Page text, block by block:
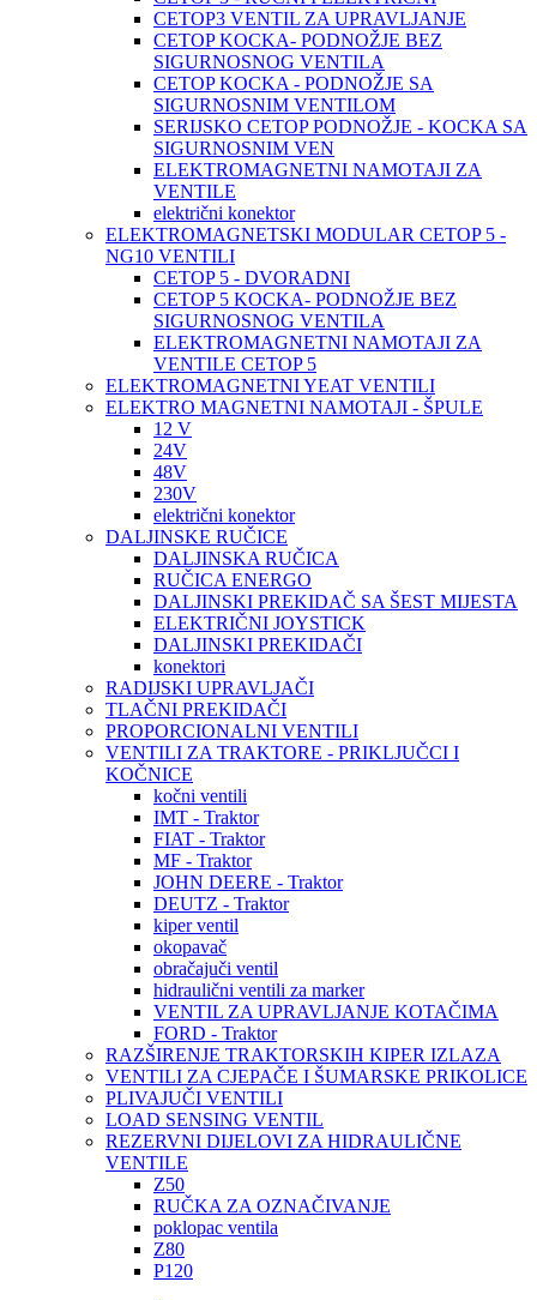
CETOP3 VENTIL ZA UPRAVLJANJE
CETOP KOCKA- PODNOŽJE BEZ
SIGURNOSNOG VENTILA
CETOP KOCKA - PODNOŽJE SA
SIGURNOSNIM VENTILOM
SERIJSKO CETOP PODNOŽJE - KOCKA SA
SIGURNOSNIM VEN
ELEKTROMAGNETNI NAMOTAJI ZA
VENTILE
električni konektor
ELEKTROMAGNETSKI MODULAR CETOP 5 -
NG10 VENTILI
CETOP 5 - DVORADNI
CETOP 5 KOCKA- PODNOŽJE BEZ
SIGURNOSNOG VENTILA
ELEKTROMAGNETNI NAMOTAJI ZA
VENTILE CETOP 5
ELEKTROMAGNETNI YEAT VENTILI
ELEKTRO MAGNETNI NAMOTAJI - ŠPULE
12 V
24V
48V
230V
električni konektor
DALJINSKE RUČICE
DALJINSKA RUČICA
RUČICA ENERGO
DALJINSKI PREKIDAČ SA ŠEST MIJESTA
ELEKTRIČNI JOYSTICK
DALJINSKI PREKIDAČI
konektori
RADIJSKI UPRAVLJAČI
TLAČNI PREKIDAČI
PROPORCIONALNI VENTILI
VENTILI ZA TRAKTORE - PRIKLJUČCI I
KOČNICE
kočni ventili
IMT - Traktor
FIAT - Traktor
MF - Traktor
JOHN DEERE - Traktor
DEUTZ - Traktor
kiper ventil
okopavač
obračajuči ventil
hidraulični ventili za marker
VENTIL ZA UPRAVLJANJE KOTAČIMA
FORD - Traktor
RAZŠIRENJE TRAKTORSKIH KIPER IZLAZA
VENTILI ZA CJEPAČE I ŠUMARSKE PRIKOLICE
PLIVAJUČI VENTILI
LOAD SENSING VENTIL
REZERVNI DIJELOVI ZA HIDRAULIČNE
VENTILE
Z50
RUČKA ZA OZNAČIVANJE
poklopac ventila
Z80
P120